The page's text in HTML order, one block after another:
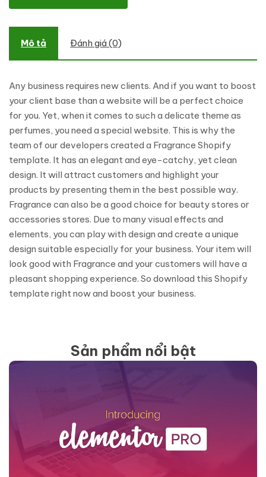
Mô tả Đánh giá (0)
Any business requires new clients. And if you want to boost
your client base than a website will be a perfect choice
for you. Yet, when it comes to such a delicate theme as
perfumes, you need a special website. This is why the
team of our developers created a Fragrance Shopify
template. It has an elegant and eye-catchy, yet clean
design. It will attract customers and highlight your
products by presenting them in the best possible way.
Fragrance can also be a good choice for beauty stores or
accessories stores. Due to many visual effects and
elements, you can play with design and create a unique
design suitable especially for your business. Your item will
look good with Fragrance and your customers will have a
pleasant shopping experience. So download this Shopify
template right now and boost your business.
Sản phẩm nổi bật